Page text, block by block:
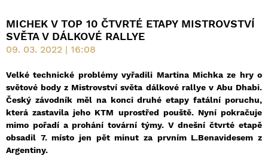
MICHEK V TOP 10 ČTVRTÉ ETAPY MISTROVSTVÍ
SVĚTA V DÁLKOVÉ RALLYE
09. 03. 2022 | 16:08
Velké technické problémy vyřadili Martina Michka ze hry o
světové body z Mistrovství světa dálkové rallye v Abu Dhabi.
Český závodník měl na konci druhéetapy fatální poruchu,
která zastavila jeho KTM uprostřed pouště. Nyní pokračuje
mimo pořadí a prohání tovární týmy. V dnešní čtvrtéetapě
obsadil 7. místo jen pět minut za prvním L.Benavidesem z
Argentiny.